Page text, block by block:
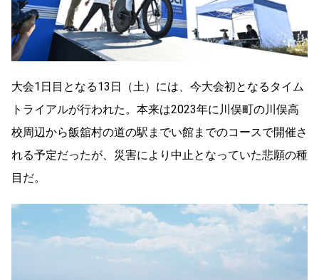
大会1日目となる13日（土）には、今大会初となるタイム
トライアルが行われた。本来は2023年に川俣町の川俣高
校周辺から飯舘村の道の駅までい館までのコースで開催さ
れる予定だったが、災害により中止となっていた悲願の種
目だ。